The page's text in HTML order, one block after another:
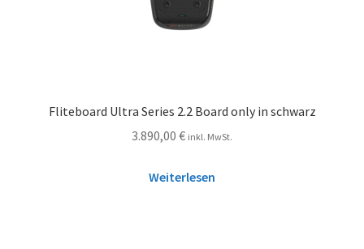
Fliteboard Ultra Series 2.2 Board only in schwarz
3.890,00 € inkl. MwSt.
Weiterlesen